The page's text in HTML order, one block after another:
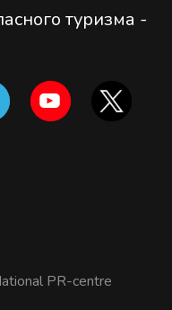
туризма -
PR-centre